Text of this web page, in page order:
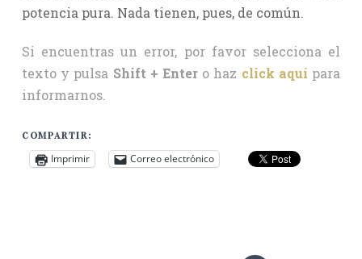
potencia pura. Nada tienen, pues, de común.
Si encuentras un error, por favor selecciona el
texto y pulsa Shift + Enter o haz click aquí para
informarnos.
COMPARTIR:
Imprimir Correo electrónico